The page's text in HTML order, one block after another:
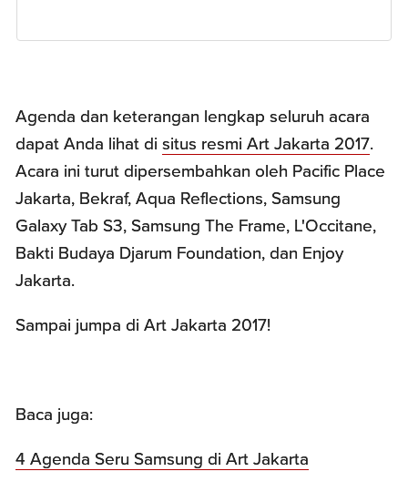
Agenda dan keterangan lengkap seluruh acara
dapat Anda lihat disitus resmi Art Jakarta 2017.
Acara ini turut dipersembahkan oleh Pacific Place
Jakarta, Bekraf, Aqua Reflections, Samsung
Galaxy Tab S3, Samsung The Frame, L'Occitane,
Bakti Budaya Djarum Foundation, dan Enjoy
Jakarta.
Sampai jumpa di Art Jakarta 2017!
Baca juga:
4 Agenda Seru Samsung di Art Jakarta